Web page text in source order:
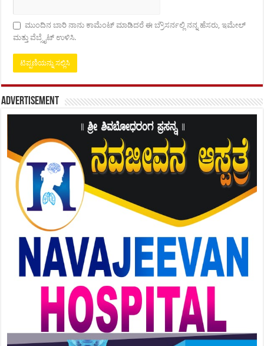
ಮುಂದಿನ ಬಾರಿ ನಾನು ಕಾಮೆಂಟ್ ಮಾಡಿದರೆ ಈ ಬ್ರೌಸರ್ನಲ್ಲಿ ನನ್ನ ಹೆಸರು, ಇಮೇಲ್
ಮತ್ತು ವೆಬ್ಸೈಟ್ ಉಳಿಸಿ.
Advertisement